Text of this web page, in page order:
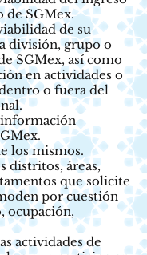
de SGMex.
de su
división, grupo o
SGMex, así como
en actividades o
o fuera del
los mismos.
distritos, áreas,
que solicite
por cuestión
ocupación,
actividades de